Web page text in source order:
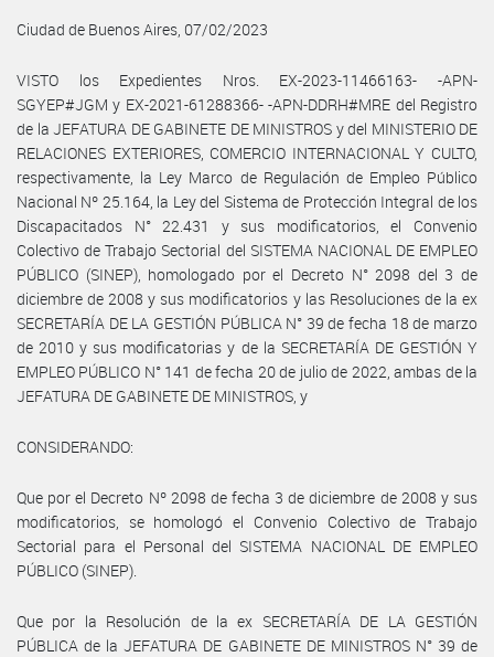
Ciudad de Buenos Aires, 07/02/2023
VISTO los Expedientes Nros. EX-2023-11466163- -APN-
SGYEP#JGM y EX-2021-61288366- -APN-DDRH#MRE del Registro
de la JEFATURA DE GABINETE DE MINISTROS y del MINISTERIO DE
RELACIONES EXTERIORES, COMERCIO INTERNACIONAL Y CULTO,
respectivamente, la Ley Marco de Regulación de Empleo Público
Nacional Nº 25.164, la Ley del Sistema de Protección Integral de los
Discapacitados N° 22.431 y sus modificatorios, el Convenio
Colectivo de Trabajo Sectorial del SISTEMA NACIONAL DE EMPLEO
PÚBLICO (SINEP), homologado por el Decreto N° 2098 del 3 de
diciembre de 2008 y sus modificatorios y las Resoluciones de la ex
SECRETARÍA DE LA GESTIÓN PÚBLICA N° 39 de fecha 18 de marzo
de 2010 y sus modificatorias y de la SECRETARÍA DE GESTIÓN Y
EMPLEO PÚBLICO N° 141 de fecha 20 de julio de 2022, ambas de la
JEFATURA DE GABINETE DE MINISTROS, y
CONSIDERANDO:
Que por el Decreto Nº 2098 de fecha 3 de diciembre de 2008 y sus
modificatorios, se homologó el Convenio Colectivo de Trabajo
Sectorial para el Personal del SISTEMA NACIONAL DE EMPLEO
PÚBLICO (SINEP).
Que por la Resolución de la ex SECRETARÍA DE LA GESTIÓN
PÚBLICA de la JEFATURA DE GABINETE DE MINISTROS N° 39 de